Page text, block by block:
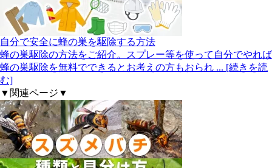
自分で安全に蜂の巣を駆除する方法
蜂の巣駆除の方法をご紹介。スプレー等を使って自分でやれば
蜂の巣駆除を無料でできるとお考えの方もおられ ... [続きを読
む]
▼関連ページ▼